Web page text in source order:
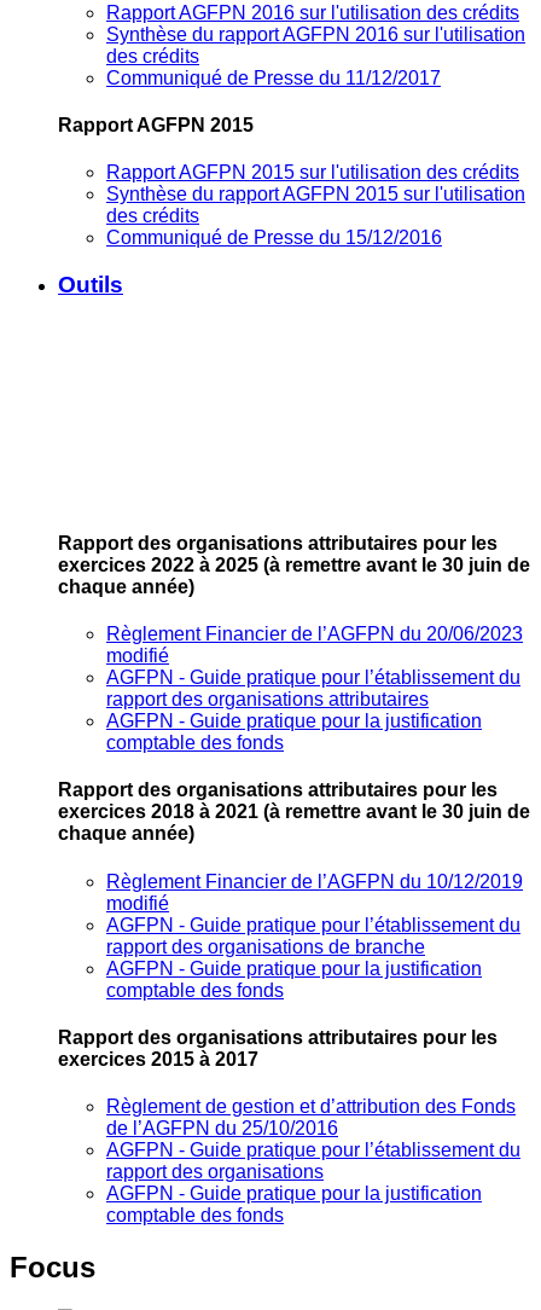
Rapport AGFPN 2016 sur l'utilisation des crédits
Synthèse du rapport AGFPN 2016 sur l'utilisation
des crédits
Communiqué de Presse du 11/12/2017
Rapport AGFPN 2015
Rapport AGFPN 2015 sur l'utilisation des crédits
Synthèse du rapport AGFPN 2015 sur l'utilisation
des crédits
Communiqué de Presse du 15/12/2016
Outils
Rapport des organisations attributaires pour les
exercices 2022 à 2025 (à remettre avant le 30 juin de
chaque année)
Règlement Financier de l’AGFPN du 20/06/2023
modifié
AGFPN ‐ Guide pratique pour l’établissement du
rapport des organisations attributaires
AGFPN ‐ Guide pratique pour la justification
comptable des fonds
Rapport des organisations attributaires pour les
exercices 2018 à 2021 (à remettre avant le 30 juin de
chaque année)
Règlement Financier de l’AGFPN du 10/12/2019
modifié
AGFPN ‐ Guide pratique pour l’établissement du
rapport des organisations de branche
AGFPN ‐ Guide pratique pour la justification
comptable des fonds
Rapport des organisations attributaires pour les
exercices 2015 à 2017
Règlement de gestion et d’attribution des Fonds
de l’AGFPN du 25/10/2016
AGFPN ‐ Guide pratique pour l’établissement du
rapport des organisations
AGFPN ‐ Guide pratique pour la justification
comptable des fonds
Focus